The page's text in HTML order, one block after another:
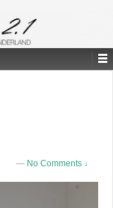
— No Comments ↓